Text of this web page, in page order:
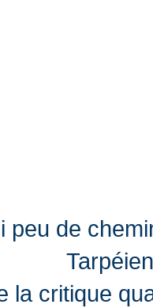
peu de
la critique